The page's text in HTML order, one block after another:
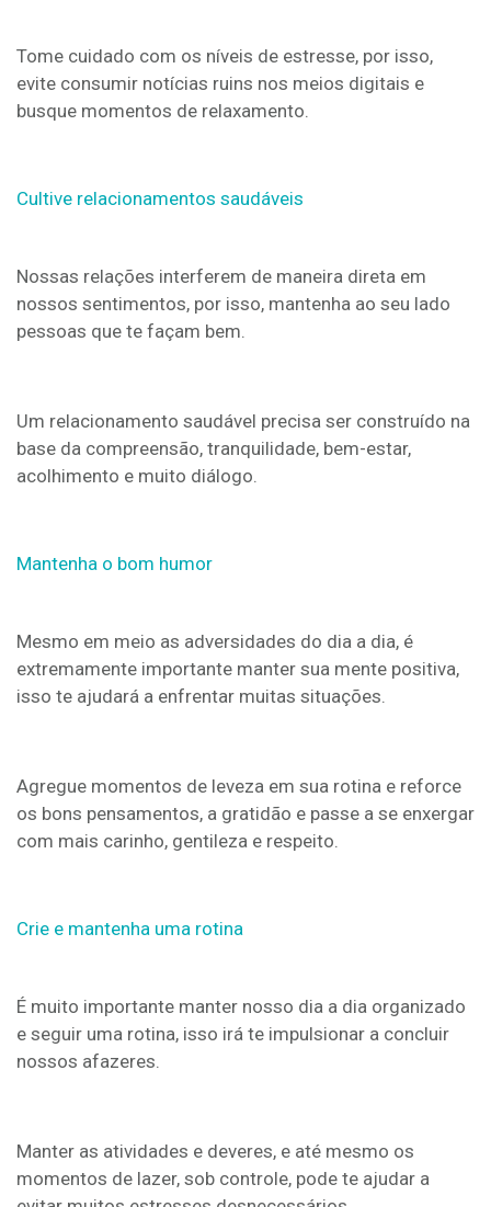
Tome cuidado com os níveis de estresse, por isso,
evite consumir notícias ruins nos meios digitais e
busque momentos de relaxamento.
Cultive relacionamentos saudáveis
Nossas relações interferem de maneira direta em
nossos sentimentos, por isso, mantenha ao seu lado
pessoas que te façam bem.
Um relacionamento saudável precisa ser construído na
base da compreensão, tranquilidade, bem-estar,
acolhimento e muito diálogo.
Mantenha o bom humor
Mesmo em meio as adversidades do dia a dia, é
extremamente importante manter sua mente positiva,
isso te ajudará a enfrentar muitas situações.
Agregue momentos de leveza em sua rotina e reforce
os bons pensamentos, a gratidão e passe a se enxergar
com mais carinho, gentileza e respeito.
Crie e mantenha uma rotina
É muito importante manter nosso dia a dia organizado
e seguir uma rotina, isso irá te impulsionar a concluir
nossos afazeres.
Manter as atividades e deveres, e até mesmo os
momentos de lazer, sob controle, pode te ajudar a